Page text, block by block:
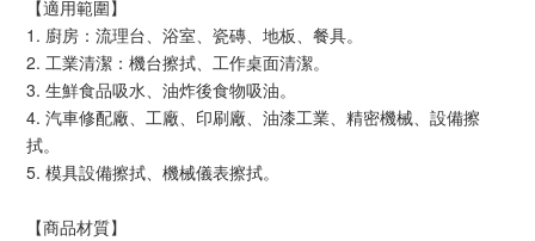
【適用範圍】
1. 廚房：流理台、浴室、瓷磚、地板、餐具。
2. 工業清潔：機台擦拭、工作桌面清潔。
3. 生鮮食品吸水、油炸後食物吸油。
4. 汽車修配廠、工廠、印刷廠、油漆工業、精密機械、設備擦
拭。
5. 模具設備擦拭、機械儀表擦拭。
【商品材質】